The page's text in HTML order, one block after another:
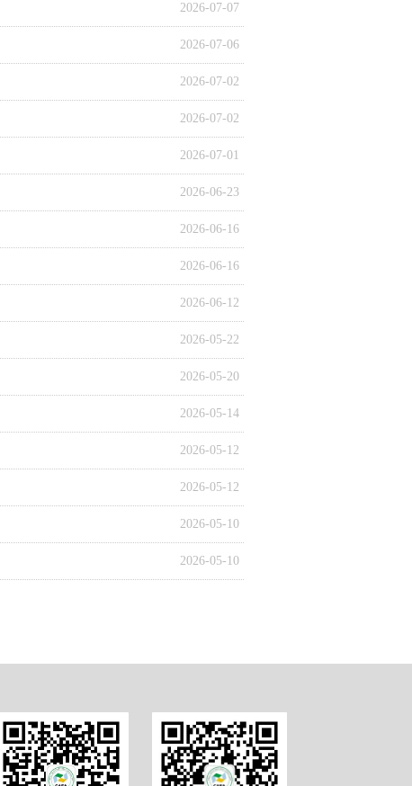
2026-07-07
2026-07-06
2026-07-02
2026-07-02
2026-07-01
2026-06-23
2026-06-16
2026-06-16
2026-06-12
2026-05-22
2026-05-20
2026-05-14
2026-05-12
2026-05-12
2026-05-10
2026-05-10